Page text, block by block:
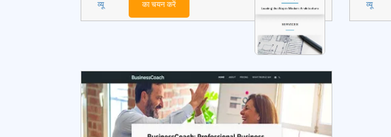
व्यू का चयन करें व्यू